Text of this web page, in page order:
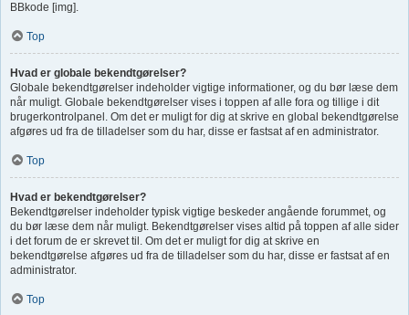
BBkode [img].
Top
Hvad er globale bekendtgørelser?
Globale bekendtgørelser indeholder vigtige informationer, og du bør læse dem
når muligt. Globale bekendtgørelser vises i toppen af alle fora og tillige i dit
brugerkontrolpanel. Om det er muligt for dig at skrive en global bekendtgørelse
afgøres ud fra de tilladelser som du har, disse er fastsat af en administrator.
Top
Hvad er bekendtgørelser?
Bekendtgørelser indeholder typisk vigtige beskeder angående forummet, og
du bør læse dem når muligt. Bekendtgørelser vises altid på toppen af alle sider
i det forum de er skrevet til. Om det er muligt for dig at skrive en
bekendtgørelse afgøres ud fra de tilladelser som du har, disse er fastsat af en
administrator.
Top